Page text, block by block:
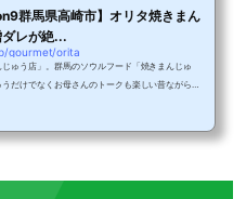
群馬県高崎市】オリタ焼きまん
レが絶...
gourmet/orita
ゅう店」。群馬のソウルフード「焼きまんじゅ
だけでなくお母さんのトークも楽しい昔ながらの
リストとは、群馬県高崎市が昔懐かしい高崎の味